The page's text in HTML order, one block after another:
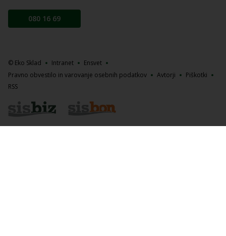
080 16 69
© Eko Sklad Intranet
Ensvet
Pravno obvestilo in varovanje osebnih podatkov
Avtorji
Piškotki
RSS